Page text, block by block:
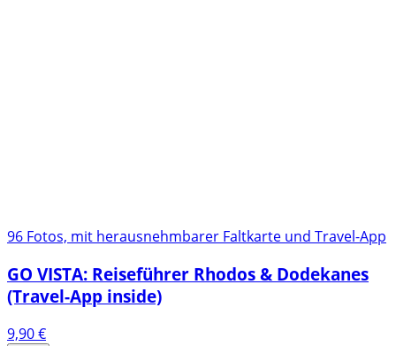
96 Fotos, mit herausnehmbarer Faltkarte und Travel-App
GO VISTA: Reiseführer Rhodos & Dodekanes
(Travel-App inside)
9,90€